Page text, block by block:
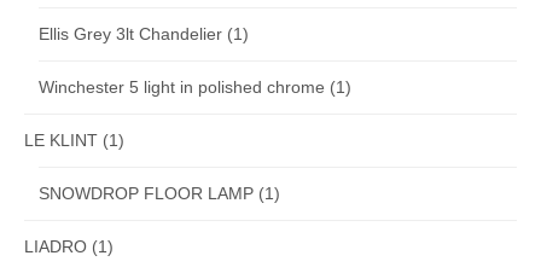
Ellis Grey 3lt Chandelier (1)
Winchester 5 light in polished chrome (1)
LE KLINT (1)
SNOWDROP FLOOR LAMP (1)
LIADRO (1)